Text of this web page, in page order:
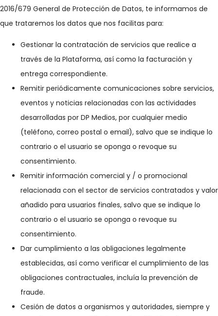
2016/679 General de Protección de Datos, te informamos de
que trataremos los datos que nos facilitas para:
Gestionar la contratación de servicios que realice a
través de la Plataforma, así como la facturación y
entrega correspondiente.
Remitir periódicamente comunicaciones sobre servicios,
eventos y noticias relacionadas con las actividades
desarrolladas por DP Medios, por cualquier medio
(teléfono, correo postal o email), salvo que se indique lo
contrario o el usuario se oponga o revoque su
consentimiento.
Remitir información comercial y / o promocional
relacionada con el sector de servicios contratados y valor
añadido para usuarios finales, salvo que se indique lo
contrario o el usuario se oponga o revoque su
consentimiento.
Dar cumplimiento a las obligaciones legalmente
establecidas, así como verificar el cumplimiento de las
obligaciones contractuales, incluía la prevención de
fraude.
Cesión de datos a organismos y autoridades, siempre y